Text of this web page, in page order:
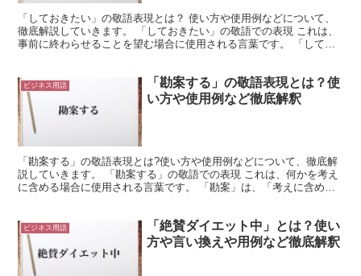
「しておきたい」の敬語表現とは？ 使い方や使用例などについて、
徹底解説していきます。 「しておきたい」の敬語での表現 これは、
事前に終わらせることを望む場合に使用される言葉です。 「してお
ビジネス用語
「勘案する」の敬語表現とは？使
い方や使用例など徹底解釈
「勘案する」の敬語表現とは?使い方や使用例などについて、徹底解
説していきます。 「勘案する」の敬語での表現 これは、何かを考え
に含める場合に使用される言葉です。 「勘案」は、「考えに含める
ビジネス用語
「絶賛ダイエット中」とは？使い
方や言い換えや用例など徹底解釈